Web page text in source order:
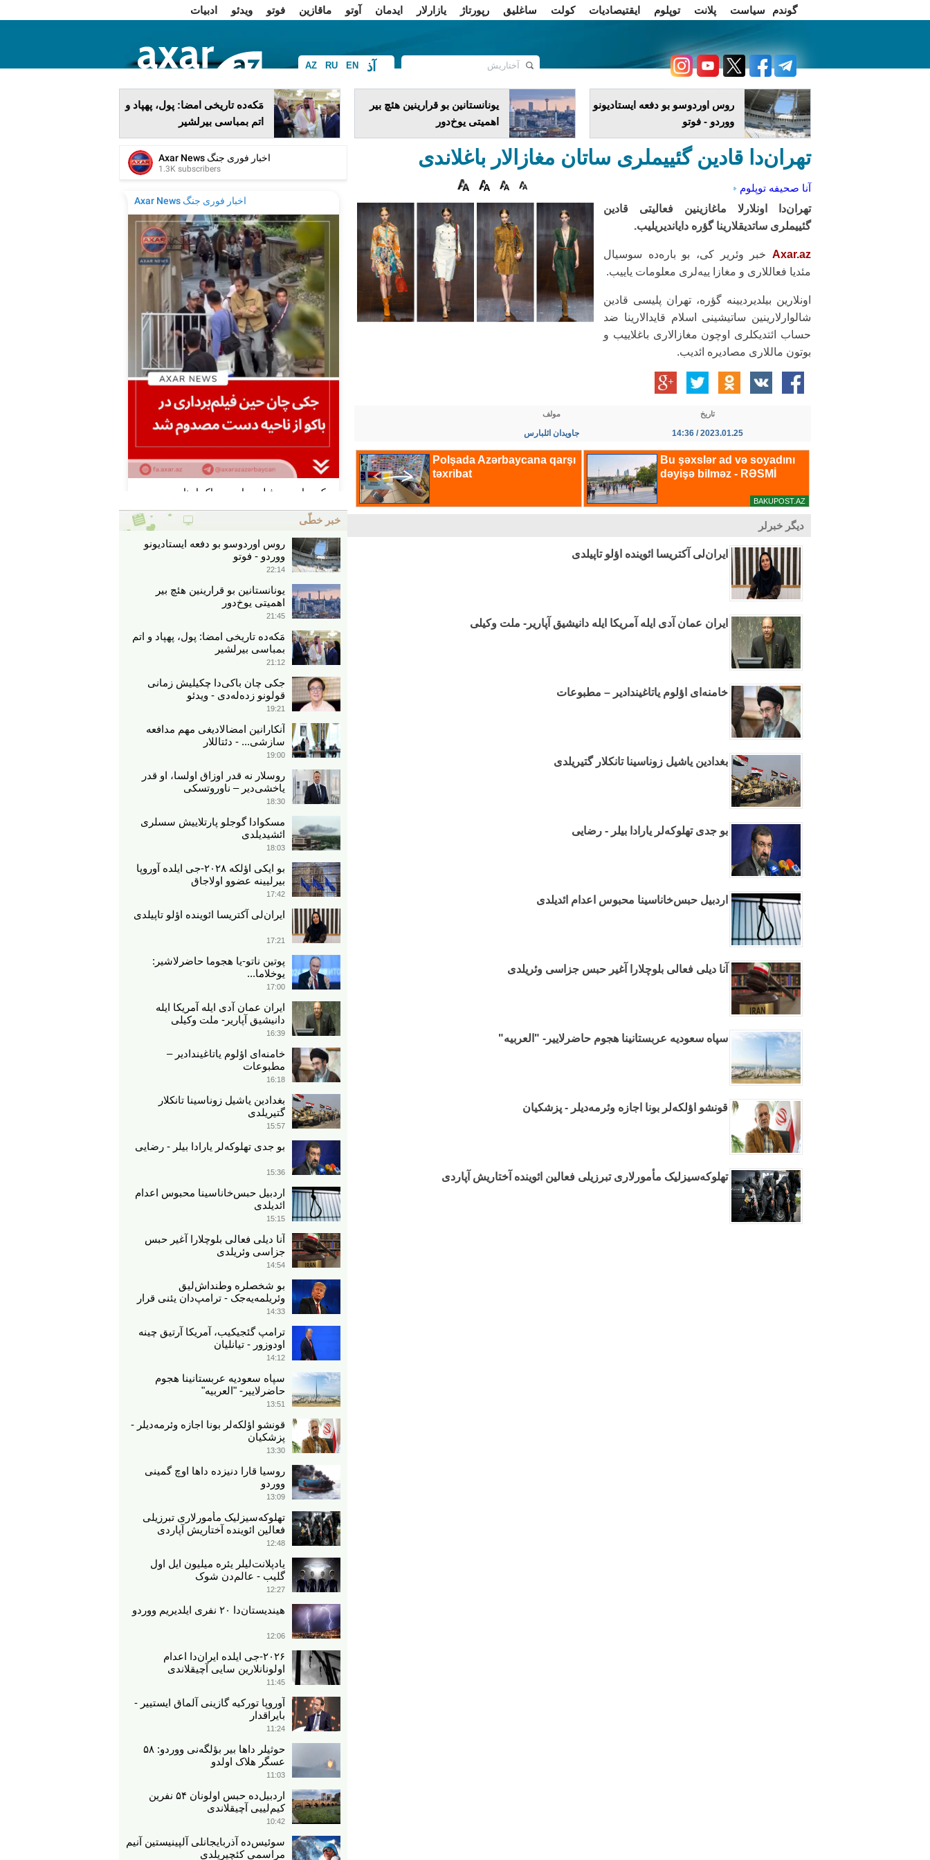
گوندم سیاست پلانت توپلوم ایقتیصادیات کولت ساغلیق رپورتاژ یازارلار ایدمان آوتو ماقازین فوتو ویدئو
ادبیات
AZ RU EN آذ
فا
روس اوردوسو بو دفعه ایستادیونو
ووردو - فوتو
یونانستانین بو قرارینین هئچ بیر
اهمیتی یوخ‌دور
مَکه‌ده تاریخی امضا: پول، پهپاد و
اتم بمباسی بیرلشیر
تهران‌دا قادین گئییملری ساتان مغازالار باغلاندی
آنا صحیفه توپلوم
تهران‌دا اونلارلا ماغازینین فعالیتی قادین
گئییملری ساتدیقلارینا گؤره دایاندیریلیب.
Axar.az خبر وئریر کی، بو باره‌ده سوسیال
مئدیا فعاللاری و مغازا ییه‌لری معلومات یاییب.
اونلارین بیلدیردیینه گؤره، تهران پلیسی قادین
شالوارلارینین ساتیشینی اسلام قایدالارینا ضد
حساب ائتدیکلری اوچون مغازالاری باغلاییب و
بوتون ماللاری مصادیره ائدیب.
تاریخ
2023.01.25 / 14:36
مولف
جاویدان ائلبارس
دیگر خبرلر
ایران‌لی آکتریسا ائوینده اؤلو تاپیلدی
ایران عمان آدی ایله آمریکا ایله دانیشیق آپاریر- ملت وکیلی
خامنه‌ای اؤلوم یاتاغیندادیر – مطبوعات
بغدادین یاشیل زوناسینا تانکلار گتیریلدی
بو جدی تهلوکه‌لر یارادا بیلر - رضایی
اردبیل حبس‌خاناسینا محبوس اعدام ائدیلدی
آنا دیلی فعالی بلوچلارا آغیر حبس جزاسی وئریلدی
سپاه سعودیه عربستانینا هجوم حاضرلاییر- "العربیه"
قونشو اؤلکه‌لر بونا اجازه وئرمه‌دیلر - پزشکیان
تهلوکه‌سیزلیک مأمورلاری تبرزیلی فعالین ائوینده آختاریش آپاردی
خبر خطّی
روس اوردوسو بو دفعه ایستادیونو
ووردو - فوتو
22:14
یونانستانین بو قرارینین هئچ بیر
اهمیتی یوخ‌دور
21:45
مَکه‌ده تاریخی امضا: پول، پهپاد و اتم
بمباسی بیرلشیر
21:12
جکی چان باکی‌دا چکیلیش زمانی
قولونو زده‌له‌دی - ویدئو
19:21
آنکارانین امضالادیغی مهم مدافعه
سازشی... - دئتاللار
19:00
روسلار نه قدر اوزاق اولسا، او قدر
یاخشی‌دیر – ناوروتسکی
18:30
مسکوادا گوجلو پارتلاییش سسلری
ائشیدیلدی
18:03
بو ایکی اؤلکه ۲۰۲۸-جی ایلده آوروپا
بیرلیینه عضوو اولاجاق
17:42
ایران‌لی آکتریسا ائوینده اؤلو تاپیلدی
17:21
پوتین ناتو-یا هجوما حاضرلاشیر:
یوخلاما...
17:00
ایران عمان آدی ایله آمریکا ایله
دانیشیق آپاریر- ملت وکیلی
16:39
خامنه‌ای اؤلوم یاتاغیندادیر –
مطبوعات
16:18
بغدادین یاشیل زوناسینا تانکلار
گتیریلدی
15:57
بو جدی تهلوکه‌لر یارادا بیلر - رضایی
15:36
اردبیل حبس‌خاناسینا محبوس اعدام
ائدیلدی
15:15
آنا دیلی فعالی بلوچلارا آغیر حبس
جزاسی وئریلدی
14:54
بو شخصلره وطنداش‌لیق
وئریلمه‌یه‌جک - ترامپ‌دان یئنی قرار
14:33
ترامپ گئجیکیب، آمریکا آرتیق چینه
اودوزور - تیانلیان
14:12
سپاه سعودیه عربستانینا هجوم
حاضرلاییر- "العربیه"
13:51
قونشو اؤلکه‌لر بونا اجازه وئرمه‌دیلر -
پزشکیان
13:30
روسیا قارا دنیزده داها اوچ گمینی
ووردو
13:09
تهلوکه‌سیزلیک مأمورلاری تبرزیلی
فعالین ائوینده آختاریش آپاردی
12:48
یادپلانت‌لیلر یئره میلیون ایل اول
گلیب - عالم‌دن شوک
12:27
هیندیستان‌دا ۲۰ نفری ایلدیریم ووردو
12:06
۲۰۲۶-جی ایلده ایران‌دا اعدام
اولونانلارین سایی آچیقلاندی
11:45
آوروپا تورکیه گازینی آلماق ایستییر -
بایراقدار
11:24
حوثیلر داها بیر بؤلگه‌نی ووردو: ۵۸
عسگر هلاک اولدو
11:03
اردبیل‌ده حبس اولونان ۵۴ نفرین
کیم‌لییی آچیقلاندی
10:42
سوئیس‌ده آذربایجانلی آلپینیستین آنیم
مراسمی کئچیریلدی